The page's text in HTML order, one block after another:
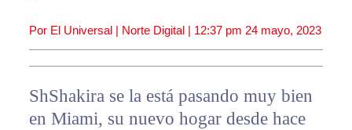
Por El Universal | Norte Digital | 12:37 pm 24 mayo, 2023
ShShakira se la está pasando muy bien
en Miami, su nuevo hogar desde hace